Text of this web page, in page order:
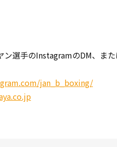
選手のInstagramのDM、ま
jan_b_boxing/